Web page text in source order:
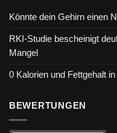
Könnte dein Gehirn einen
RKI-Studie bescheinigt
Mangel
0 Kalorien und Fettgehalt
BEWERTUNGEN